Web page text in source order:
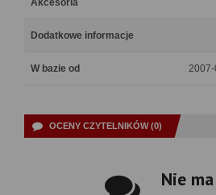
Akcesoria
Dodatkowe informacje
W bazie od
OCENY CZYTELNIKÓW (0)
Nie